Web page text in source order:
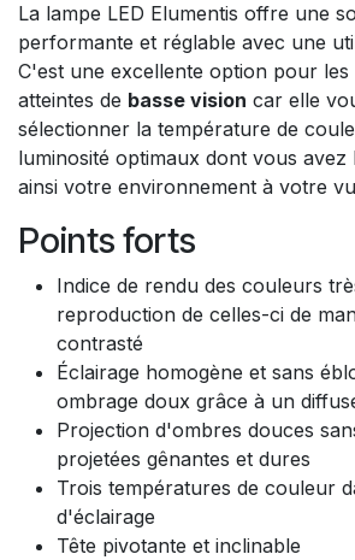
La lampe LED Elumentis offre une
performante et réglable avec une
C'est une excellente option pour les
atteintes de basse vision car elle
sélectionner la température de
luminosité optimaux dont vous avez
ainsi votre environnement à votre
Points forts
Indice de rendu des couleurs
reproduction de celles-ci de
contrasté
Éclairage homogène et sans
ombrage doux grâce à un
Projection d'ombres douces
projetées gênantes et dures
Trois températures de couleur
d'éclairage
Tête pivotante et inclinable